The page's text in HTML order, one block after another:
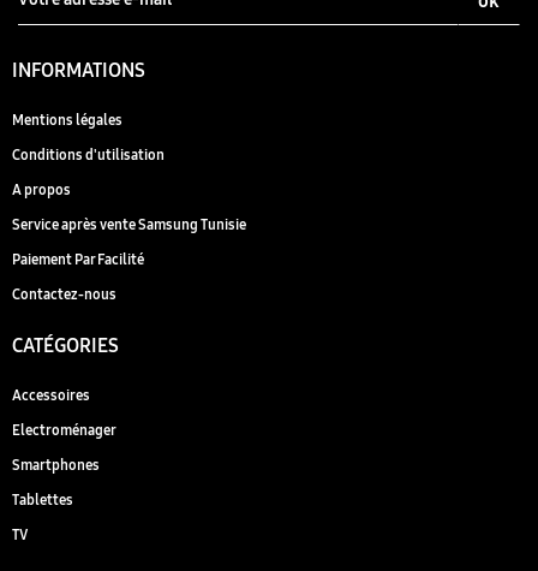
INFORMATIONS
Mentions légales
Conditions d'utilisation
A propos
Service après vente Samsung Tunisie
Paiement Par Facilité
Contactez-nous
CATÉGORIES
Accessoires
Electroménager
Smartphones
Tablettes
TV